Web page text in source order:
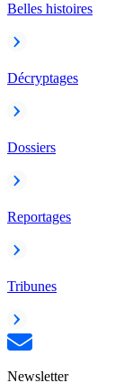
Belles histoires
Décryptages
Dossiers
Reportages
Tribunes
Newsletter